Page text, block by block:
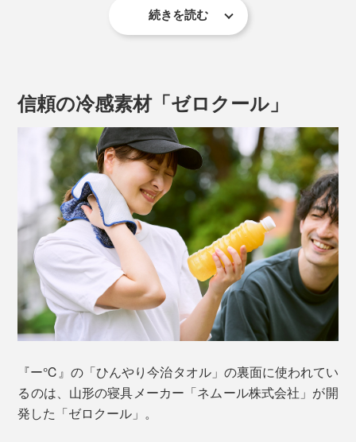
一般的なタオルよりもやや大きめループの立体的なジャ
裏面は、接触冷感素材「ゼロクール」。
乾いた状態でもひんやりとした冷たさを感じますが、水
で濡らすとさらにひんやり。体温でぬくもってきたら、
続きを読む
信頼の冷感素材「ゼロクール」
『ー℃』の「ひんやり今治タオル」の裏面に使われてい
るのは、山形の寝具メーカー「ネムール株式会社」が開
発した「ゼロクール」。